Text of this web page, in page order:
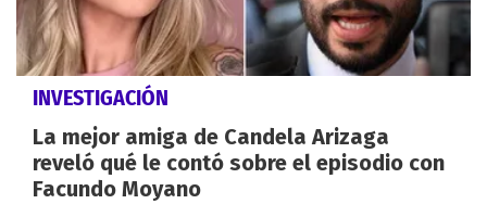
INVESTIGACIÓN
La mejor amiga de Candela Arizaga
reveló qué le contó sobre el episodio con
Facundo Moyano